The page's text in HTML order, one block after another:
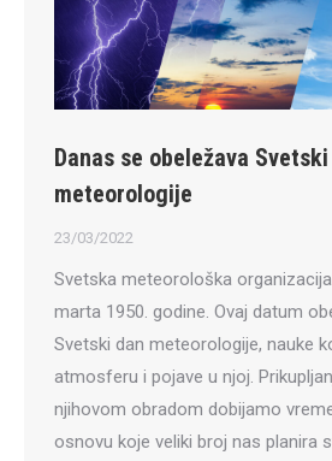
Danas se obeležava
meteorologije
23/03/2022
Svetska meteorološka
marta 1950. godine. Ovaj datum
Svetski dan meteorologije, nauke
atmosferu i pojave u njoj.
njihovom obradom dobijamo
osnovu koje veliki broj nas planira